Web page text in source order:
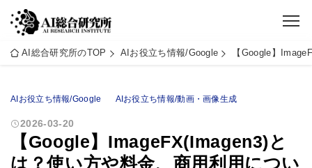
AI総合研究所のTOP AIお役立ち情報/Google 【Google】
AIお役立ち情報/Google AIお役立ち情報/動画・画像生成
2026-03-20
【Google】ImageFX(Imagen3)と
は？使い方や料金、商用利用につい